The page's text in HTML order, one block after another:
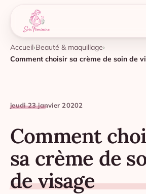
Accueil Beauté & maquillage
Comment choisir sa crème de soin de
jeudi 23 janvier 20202
Comment
sa crème de
de visage